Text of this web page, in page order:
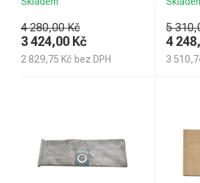
4 280,00 Kč
3 424,00 Kč
2 829,75 Kč bez DPH
5
4
3